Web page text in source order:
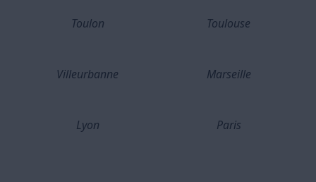
Toulon Toulouse
Villeurbanne Marseille
Lyon Paris